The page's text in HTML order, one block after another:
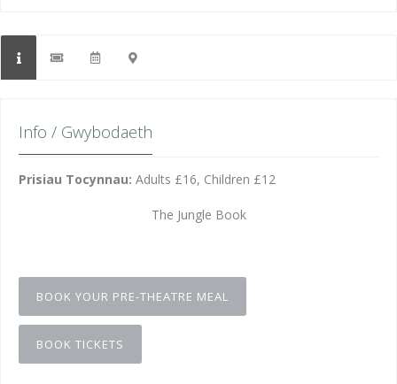
Info / Gwybodaeth
Prisiau Tocynnau: Adults £16, Children £12
The Jungle Book
BOOK YOUR PRE-THEATRE MEAL
BOOK TICKETS